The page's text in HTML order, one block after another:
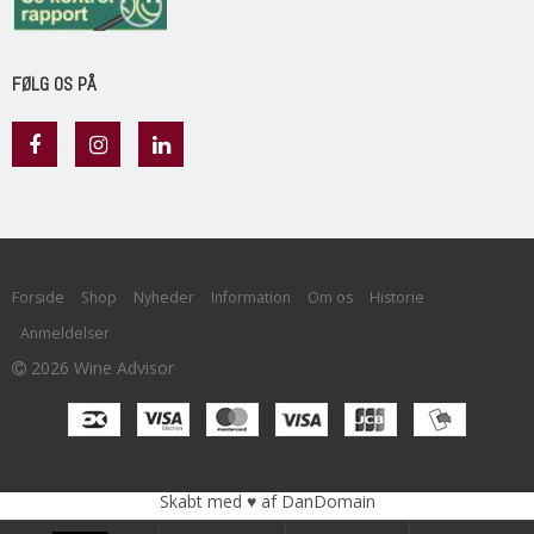
FØLG OS PÅ
Forside Shop Nyheder Information Om os
Historie
Anmeldelser
2026 Wine Advisor
Skabt med ♥ af DanDomain